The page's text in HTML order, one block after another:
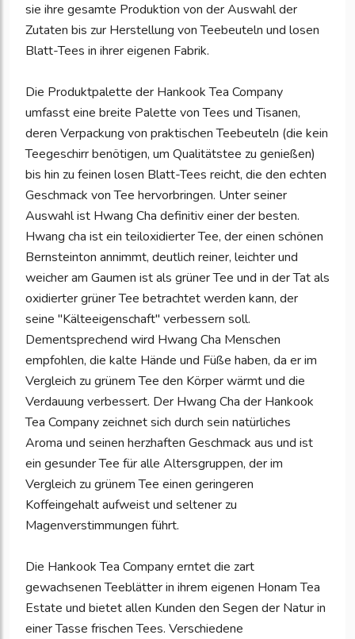
sie ihre gesamte Produktion von der Auswahl der
Zutaten bis zur Herstellung von Teebeuteln und losen
Blatt-Tees in ihrer eigenen Fabrik.
Die Produktpalette der Hankook Tea Company
umfasst eine breite Palette von Tees und Tisanen,
deren Verpackung von praktischen Teebeuteln (die kein
Teegeschirr benötigen, um Qualitätstee zu genießen)
bis hin zu feinen losen Blatt-Tees reicht, die den echten
Geschmack von Tee hervorbringen. Unter seiner
Auswahl ist Hwang Cha definitiv einer der besten.
Hwang cha ist ein teiloxidierter Tee, der einen schönen
Bernsteinton annimmt, deutlich reiner, leichter und
weicher am Gaumen ist als grüner Tee und in der Tat als
oxidierter grüner Tee betrachtet werden kann, der
seine "Kälteeigenschaft" verbessern soll.
Dementsprechend wird Hwang Cha Menschen
empfohlen, die kalte Hände und Füße haben, da er im
Vergleich zu grünem Tee den Körper wärmt und die
Verdauung verbessert. Der Hwang Cha der Hankook
Tea Company zeichnet sich durch sein natürliches
Aroma und seinen herzhaften Geschmack aus und ist
ein gesunder Tee für alle Altersgruppen, der im
Vergleich zu grünem Tee einen geringeren
Koffeingehalt aufweist und seltener zu
Magenverstimmungen führt.
Die Hankook Tea Company erntet die zart
gewachsenen Teeblätter in ihrem eigenen Honam Tea
Estate und bietet allen Kunden den Segen der Natur in
einer Tasse frischen Tees. Verschiedene